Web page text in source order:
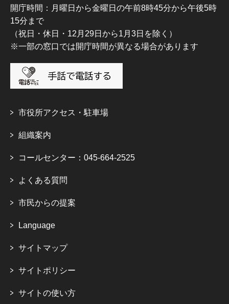
開庁時間：月曜日から金曜日の午前8時45分から午後5時
15分まで
（祝日・休日・12月29日から1月3日を除く）
※一部の窓口では開庁時間が異なる場合があります
市役所アクセス・駐車場
組織案内
コールセンター：045-664-2525
よくある質問
市民からの提案
Language
サイトマップ
サイトポリシー
サイトの使い方